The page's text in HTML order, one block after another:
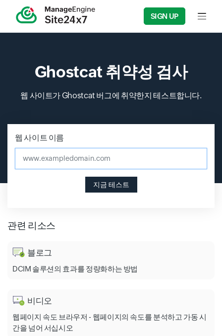
SIGN UP Input
Ghostcat 취약성 검사
웹 사이트가 Ghostcat 버그에 취약한지 테스트합니다.
웹 사이트 이름
지금 테스트
관련 리소스
블로그
DCIM 솔루션의 효과를 정량화하는 방법
비디오
웹페이지 속도 브라우저 - 웹페이지의 속도를 분석하고 가동 시
간을 넘어 서십시오